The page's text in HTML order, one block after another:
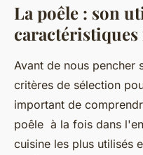
La poêle : son
Avant de nous pencher
critères de sélection
important de
poêle à la fois dans
cuisine les plus utilisés